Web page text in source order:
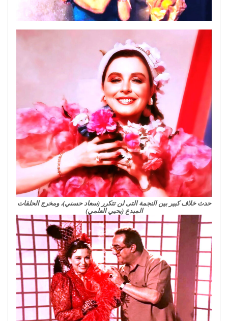
حدث خلاف كبير بين النجمة التى لن تتكرر (سعاد حسني)، ومخرج الحلقات
المبدع (يحيي العلمي)